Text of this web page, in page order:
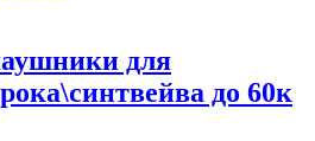
для
до 60к